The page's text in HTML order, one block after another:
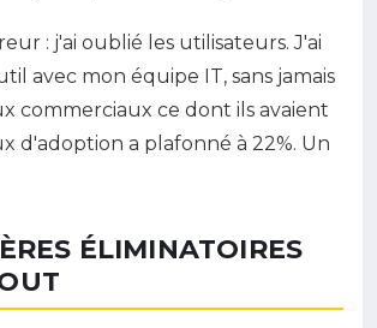
: j'ai oublié les utilisateurs. J'ai
avec mon équipe IT, sans jamais
commerciaux ce dont ils avaient
d'adoption a plafonné à 22%. Un
ÉLIMINATOIRES